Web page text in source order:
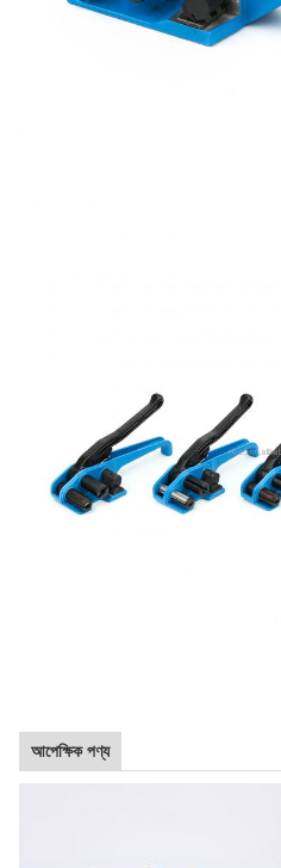
আপেক্ষিক পণ্য